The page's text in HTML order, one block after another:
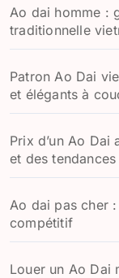
e
r
Ao dai homme :
traditionnelle
Patron Ao Dai
et élégants à
Prix d’un Ao
et des
Ao dai pas cher
compétitif
Louer un Ao Dai